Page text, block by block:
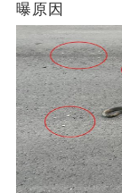
曝原因